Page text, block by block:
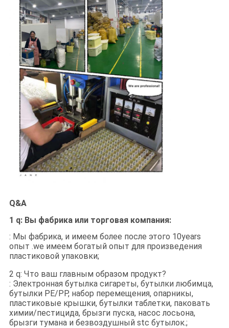
Q&A
1 q: Вы фабрика или торговая компания:
: Мы фабрика, и имеем более после этого 10years
опыт .we имеем богатый опыт для произведения
пластиковой упаковки;
2 q: Что ваш главным образом продукт?
: Электронная бутылка сигареты, бутылки любимца,
бутылки PE/PP, набор перемещения, опарникы,
пластиковые крышки, бутылки таблетки, паковать
химии/пестицида, брызги пуска, насос лосьона,
брызги тумана и безвоздушный stc бутылок.;